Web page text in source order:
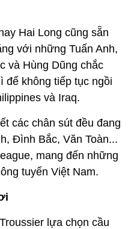
Hai Long cũng sẵn
với những Tuấn Anh,
và Hùng Dũng chắc
để không tiếp tục ngồi
và Iraq.
các chân sút đều đang
Đình Bắc, Văn Toàn...
mang đến những
tuyển Việt Nam.
lựa chọn cầu